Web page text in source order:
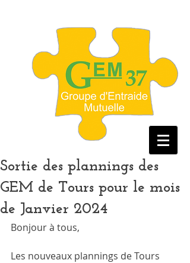
Sortie des plannings des
GEM de Tours pour le mois
de Janvier 2024
Bonjour à tous,
Les nouveaux plannings de Tours